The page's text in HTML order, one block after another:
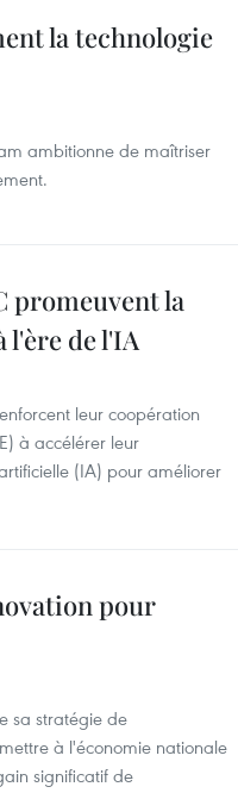
la technologie
ambitionne de maîtriser
promeuvent la
l'ère de l'IA
leur coopération
à accélérer leur
(IA) pour améliorer
pour
sa stratégie de
à l'économie nationale
significatif de